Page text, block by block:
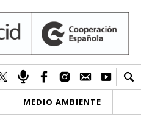
MEDIO AMBIENTE